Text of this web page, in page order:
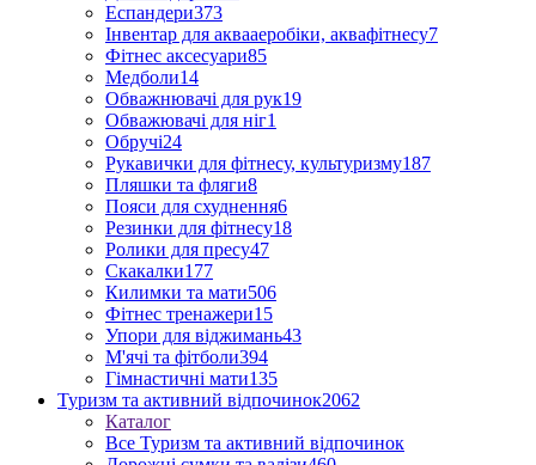
Еспандери373
Інвентар для аквааеробіки, аквафітнесу7
Фітнес аксесуари85
Медболи14
Обважнювачі для рук19
Обважювачі для ніг1
Обручі24
Рукавички для фітнесу, культуризму187
Пляшки та фляги8
Пояси для схуднення6
Резинки для фітнесу18
Ролики для пресу47
Скакалки177
Килимки та мати506
Фітнес тренажери15
Упори для віджимань43
М'ячі та фітболи394
Гімнастичні мати135
Туризм та активний відпочинок2062
Каталог
Все Туризм та активний відпочинок